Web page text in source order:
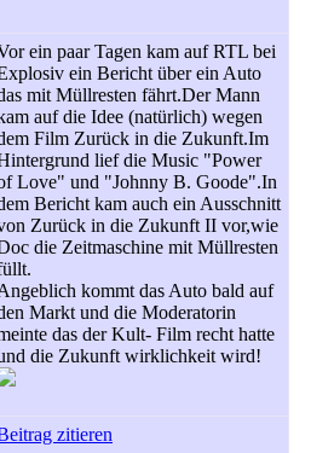
ein paar Tagen kam auf RTL bei
ein Bericht über ein Auto
mit Müllresten fährt.Der Mann
auf die Idee (natürlich) wegen
Film Zurück in die Zukunft.Im
lief die Music "Power
Love" und "Johnny B. Goode".In
Bericht kam auch ein Ausschnitt
Zurück in die Zukunft II vor,wie
die Zeitmaschine mit Müllresten
kommt das Auto bald auf
Markt und die Moderatorin
das der Kult- Film recht hatte
die Zukunft wirklichkeit wird!
zitieren